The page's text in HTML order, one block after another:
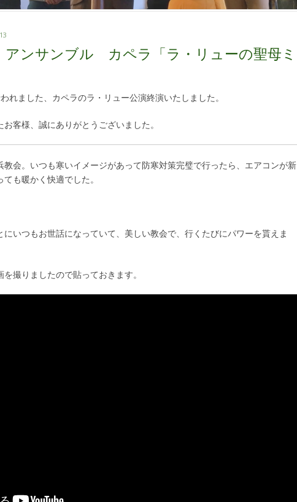
アンサンブル カペラ「ラ・リューの聖母ミ
れました、カペラのラ・リュー公演終演いたしました。
客様、誠にありがとうございました。
教会。いつも寒いイメージがあって防寒対策完璧で行ったら、エアコンが新
も暖かく快適でした。
にいつもお世話になっていて、美しい教会で、行くたびにパワーを貰えま
撮りましたので貼っておきます。